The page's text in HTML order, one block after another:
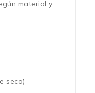
material y
seco)